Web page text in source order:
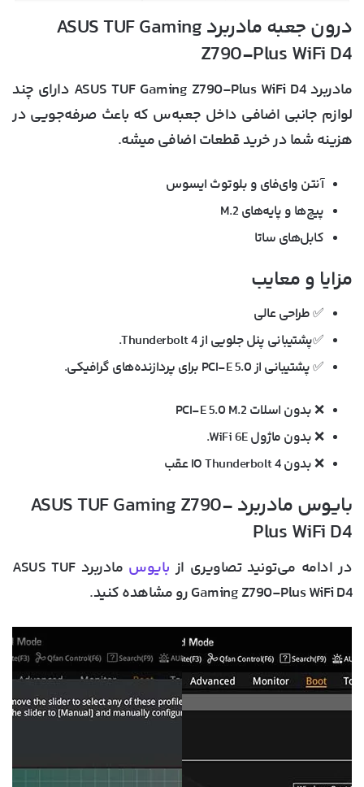
درون جعبه مادربرد ASUS TUF Gaming
Z790-Plus WiFi D4
مادربرد ASUS TUF Gaming Z790-Plus WiFi D4 دارای چند
لوازم جانبی اضافی داخل جعبه‌س که باعث صرفه‌جویی در
هزینه شما در خرید قطعات اضافی میشه.
آنتن وا‌ی‌فای و بلوتوث ایسوس
پیچ‌ها و پایه‌های M.2
کابل‌های ساتا
مزایا و معایب
✅ طراحی عالی
✅پشتیبانی پنل جلویی از Thunderbolt 4.
✅ پشتیبانی از PCI-E 5.0 برای پردازنده‌های گرافیکی.
❌ بدون اسلات PCI-E 5.0 M.2
❌ بدون ماژول WiFi 6E.
❌ بدون IO Thunderbolt 4 عقب
بایوس مادربرد ASUS TUF Gaming Z790-
Plus WiFi D4
در ادامه می‌تونید تصاویری از بایوس
مادربرد ASUS TUF
Gaming Z790-Plus WiFi D4 رو مشاهده کنید.